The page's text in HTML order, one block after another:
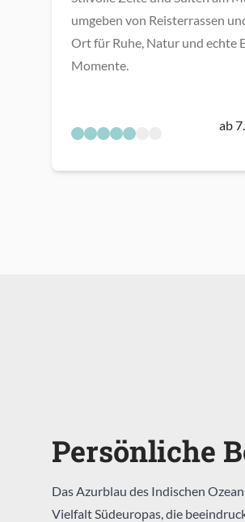
umgeben von Reisterrassen
Ort für Ruhe, Natur und echte
Momente.
ab
Persönliche
Das Azurblau des Indischen
Vielfalt Südeuropas, die